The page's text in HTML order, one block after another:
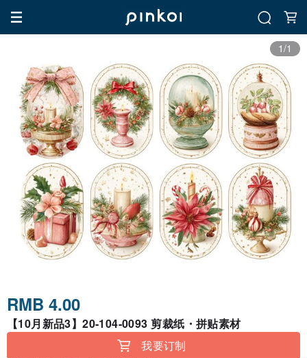
1/1
RMB 4.00
【10月新品3】20-104-0093 剪裁纸・拼贴素材
我要订制